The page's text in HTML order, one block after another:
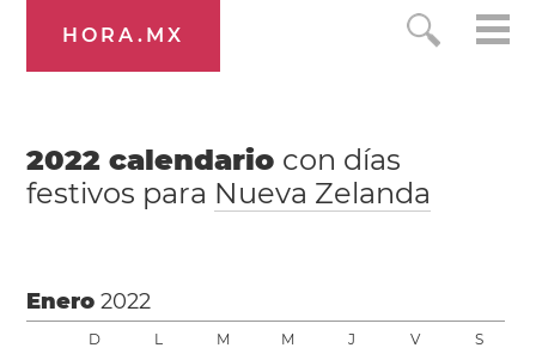
HORA.MX
2022 calendario con días
festivos para Nueva Zelanda
Enero2022
D L M M J V S